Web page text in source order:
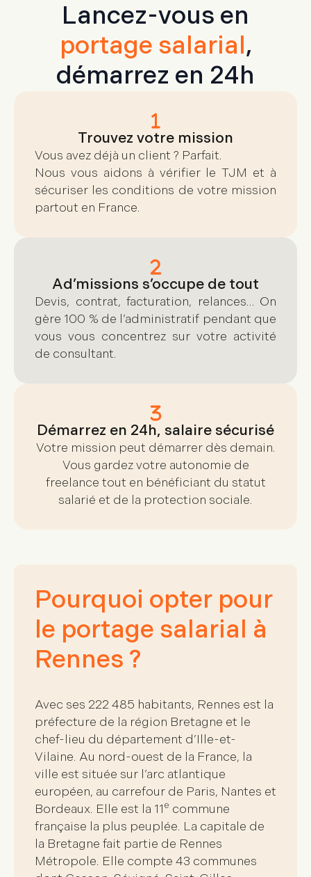
Lancez-vous en
portage salarial,
démarrez en 24h
Trouvez votre mission
Vous avez déjà un client ? Parfait.
Nous vous aidons à vérifier le TJM et à
sécuriser les conditions de votre mission
partout en France.
Ad’missions s’occupe de tout
Devis, contrat, facturation, relances… On
gère 100 % de l’administratif pendant que
vous vous concentrez sur votre activité
de consultant.
Démarrez en 24h, salaire sécurisé
Votre mission peut démarrer dès demain.
Vous gardez votre autonomie de
freelance tout en bénéficiant du statut
salarié et de la protection sociale.
Pourquoi opter pour
le portage salarial à
Rennes ?
Avec ses 222 485 habitants, Rennes est la
préfecture de la région Bretagne et le
chef-lieu du département d’Ille-et-
Vilaine. Au nord-ouest de la France, la
ville est située sur l’arc atlantique
européen, au carrefour de Paris, Nantes et
Bordeaux. Elle est la 11e commune
française la plus peuplée. La capitale de
la Bretagne fait partie de Rennes
Métropole. Elle compte 43 communes